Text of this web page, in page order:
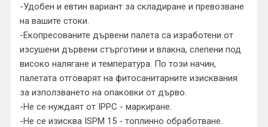
-Удобен и евтин вариант за складиране и превозване
на вашите стоки.
-Екопресованите дървени палета са изработени от
изсушени дървени стърготини и влакна, слепени под
високо налягане и температура. По този начин,
палетата отговарят на фитосанитарните изисквания
за използването на опаковки от дърво.
-Не се нуждаят от IPPC - маркиране.
-Не се изисква ISPM 15 - топлинно обработване.